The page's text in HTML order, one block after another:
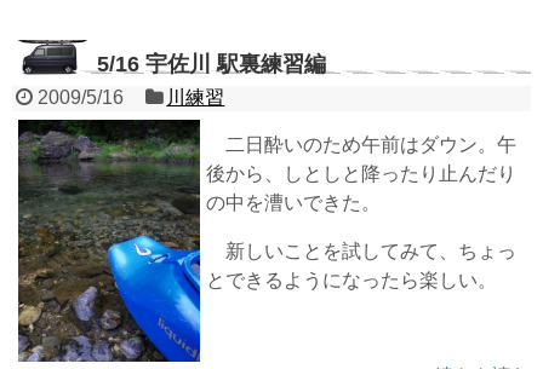
5/16 宇佐川 駅裏練習編
2009/5/16 川練習
二日酔いのため午前はダウン。午
後から、しとしと降ったり止んだり
の中を漕いできた。
新しいことを試してみて、ちょっ
とできるようになったら楽しい。